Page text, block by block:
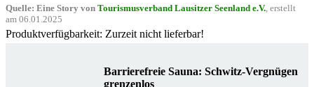
Quelle: Eine Story von Tourismusverband Lausitzer Seenland e.V. , erstellt
am 06.01.2025
Produktverfügbarkeit: Zurzeit nicht lieferbar!
Barrierefreie Sauna: Schwitz-Vergnügen
grenzenlos